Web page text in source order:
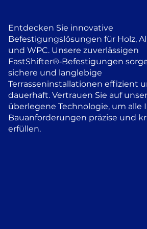
Entdecken Sie innovative
Befestigungslösungen für Holz,
und WPC. Unsere zuverlässigen
FastShifter®‑Befestigungen
sichere und langlebige
Terrasseninstallationen effizient
dauerhaft. Vertrauen Sie auf
überlegene Technologie, um alle
Bauanforderungen präzise und
erfüllen.